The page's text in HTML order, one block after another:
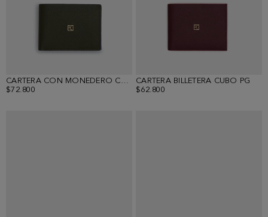
CARTERA CON MONEDERO CUBO PG
$72.800
CARTERA BILLETERA CUBO PG
$62.800